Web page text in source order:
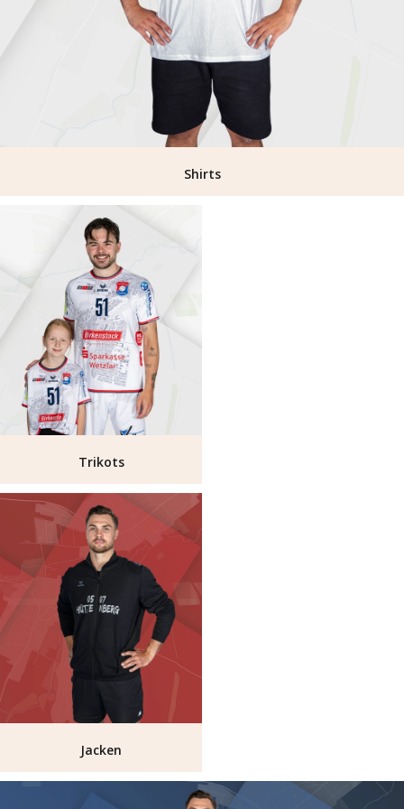
Shirts
Trikots
Jacken